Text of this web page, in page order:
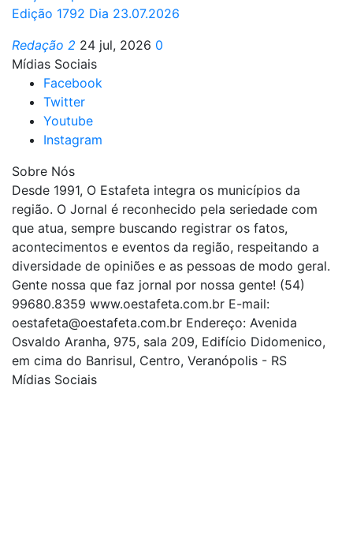
Edição 1792 Dia 23.07.2026
Redação 2 24 jul, 2026 0
Mídias Sociais
Facebook
Twitter
Youtube
Instagram
Sobre Nós
Desde 1991, O Estafeta integra os municípios da
região. O Jornal é reconhecido pela seriedade com
que atua, sempre buscando registrar os fatos,
acontecimentos e eventos da região, respeitando a
diversidade de opiniões e as pessoas de modo geral.
Gente nossa que faz jornal por nossa gente! (54)
99680.8359 www.oestafeta.com.br E-mail:
oestafeta@oestafeta.com.br Endereço: Avenida
Osvaldo Aranha, 975, sala 209, Edifício Didomenico,
em cima do Banrisul, Centro, Veranópolis - RS
Mídias Sociais